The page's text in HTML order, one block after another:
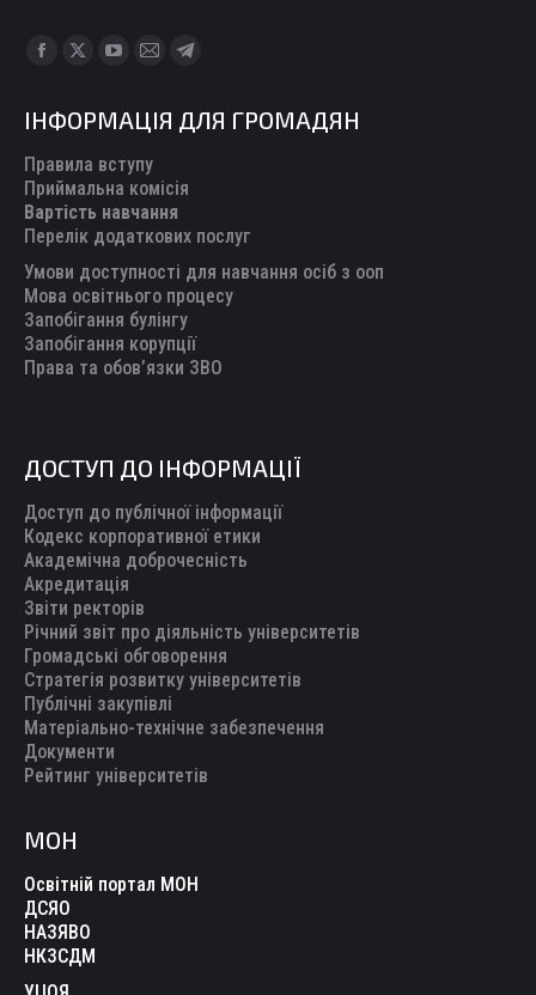
Find us on:
Facebook
opens
in
new
window
X
opens
in
new
window
YouTube
opens
in
new
window
Mail
opens
in
new
window
Telegram
opens
new
ІНФОРМАЦІЯ ДЛЯ ГРОМАДЯН
Правила вступу
Приймальна комісія
Вартість навчання
Перелік додаткових послуг
Умови доступності для навчання осіб з ооп
Мова освітнього процесу
Запобігання булінгу
Запобігання корупції
Права та обов’язки ЗВО
ДОСТУП ДО ІНФОРМАЦІЇ
Доступ до публічної інформації
Кодекс корпоративної етики
Академічна доброчесність
Акредитація
Звіти ректорів
Річний звіт про діяльність університетів
Громадські обговорення
Стратегія розвитку університетів
Публічні закупівлі
Матеріально-технічне забезпечення
Документи
Рейтинг університетів
МОН
Освітній портал МОН
ДСЯО
НАЗЯВО
НКЗСДМ